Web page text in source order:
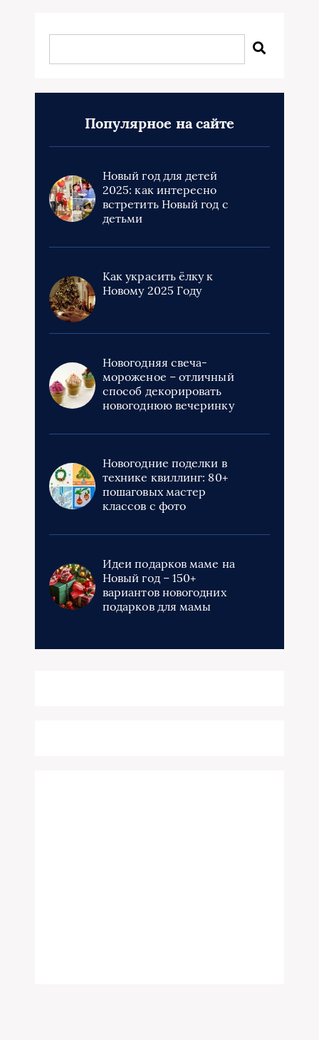
Популярное на сайте
Новый год для детей
2025: как интересно
встретить Новый год с
детьми
Как украсить ёлку к
Новому 2025 Году
Новогодняя свеча-
мороженое – отличный
способ декорировать
новогоднюю вечеринку
Новогодние поделки в
технике квиллинг: 80+
пошаговых мастер
классов с фото
Идеи подарков маме на
Новый год – 150+
вариантов новогодних
подарков для мамы